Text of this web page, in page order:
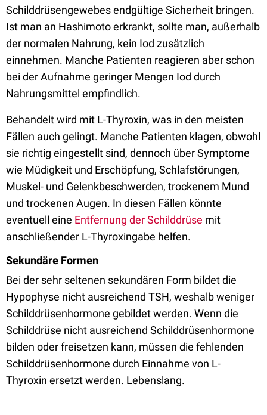
Schilddrüsengewebes endgültige Sicherheit bringen.
Ist man an Hashimoto erkrankt, sollte man, außerhalb
der normalen Nahrung, kein Iod zusätzlich
einnehmen. Manche Patienten reagieren aber schon
bei der Aufnahme geringer Mengen Iod durch
Nahrungsmittel empfindlich.
Behandelt wird mit L-Thyroxin, was in den meisten
Fällen auch gelingt. Manche Patienten klagen, obwohl
sie richtig eingestellt sind, dennoch über Symptome
wie Müdigkeit und Erschöpfung, Schlafstörungen,
Muskel- und Gelenkbeschwerden, trockenem Mund
und trockenen Augen. In diesen Fällen könnte
eventuell eine Entfernung der Schilddrüse mit
anschließender L-Thyroxingabe helfen.
Sekundäre Formen
Bei der sehr seltenen sekundären Form bildet die
Hypophyse nicht ausreichend TSH, weshalb weniger
Schilddrüsenhormone gebildet werden. Wenn die
Schilddrüse nicht ausreichend Schilddrüsenhormone
bilden oder freisetzen kann, müssen die fehlenden
Schilddrüsenhormone durch Einnahme von L-
Thyroxin ersetzt werden. Lebenslang.